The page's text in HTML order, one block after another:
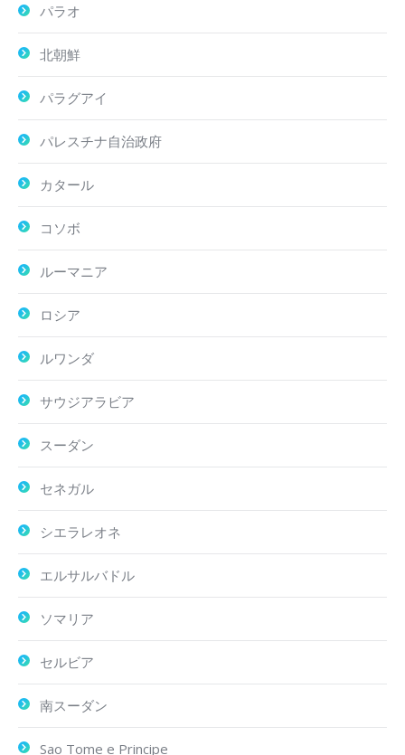
パラオ
北朝鮮
パラグアイ
パレスチナ自治政府
カタール
コソボ
ルーマニア
ロシア
ルワンダ
サウジアラビア
スーダン
セネガル
シエラレオネ
エルサルバドル
ソマリア
セルビア
南スーダン
Sao Tome e Principe